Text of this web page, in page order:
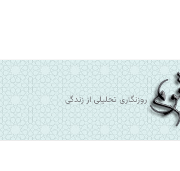
روزنگاری تحلیلی از زندگی